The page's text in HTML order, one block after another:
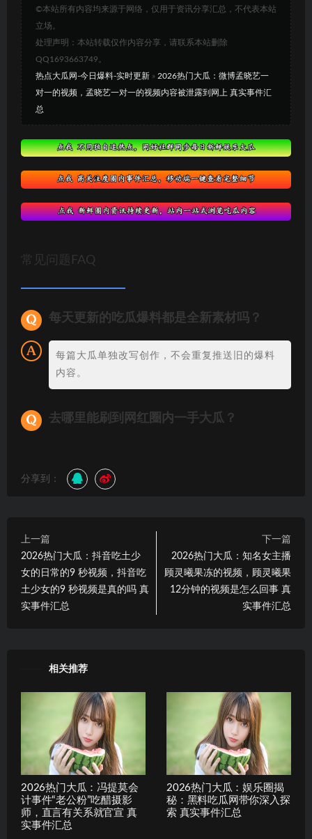
©本站所有内容均来源于网络，仅用于资讯分享汇总，不代表本站
立场。
处理声明：本站转载仅作内容分享，请联系本站删除
QQ1693663749。
热点大瓜网-今日爆料-实时更新 » 2026热门大瓜：微博孟晓艺一
对一的视频，孟晓艺一对一的视频内容被泄露到网上 真实事件汇
总
常见问题FAQ
每天更新的吃瓜爆料都是全新素材吗？
每篇大瓜单独改写创作，不会重复推送旧的爆料
内容。
去哪里能刷到网红圈内一手大瓜？
分享到：
上一篇
2026热门大瓜：抖音吃土少
女的日常的9 秒视频，抖音吃
土少女的9 秒视频是真的吗 真
实事件汇总
下一篇
2026热门大瓜：知名女主播
顾灵曦果冻的视频，顾灵曦果
12分钟的视频是怎么回事 真
实事件汇总
相关推荐
2026热门大瓜：冯提莫会
计事件“老公粉”吃醋摄影
师，直言有关系就官宣 真
实事件汇总
2026热门大瓜：娱乐圈揭
秘：黑料吃瓜网带你深入探
索 真实事件汇总